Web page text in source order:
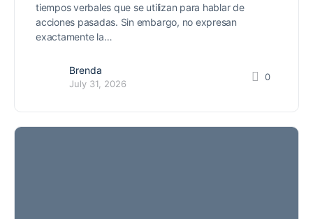
tiempos verbales que se utilizan para hablar de
acciones pasadas. Sin embargo, no expresan
exactamente la…
Brenda
July 31, 2026
0